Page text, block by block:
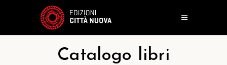
Catalogo libri